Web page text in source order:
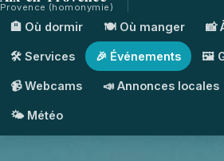
Provence (homonymie)
🏨 Où dormir 🍽️ Où manger 📸
🛠️ Services 🎉 Événements 🖼️
📹 Webcams 📣 Annonces locales
🌤️ Météo